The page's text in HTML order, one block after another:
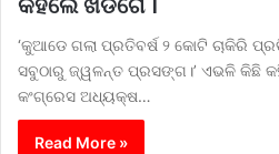
‘କୁଆଡେ ଗଲା ପ୍ରତିବର୍ଷ ୨ କୋଟି ଚାକିରି
ସବୁଠାରୁ ଜ୍ୱଳନ୍ତ ପ୍ରସଙ୍ଗ।’ ଏଭଳି କିଛି
କଂଗ୍ରେସ ଅଧ୍ୟକ୍ଷ…
Read More »